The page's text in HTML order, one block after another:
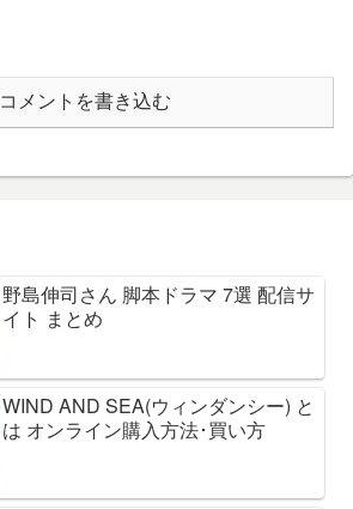
コメントを書き込む
野島伸司さん 脚本ドラマ 7選 配信サ
イト まとめ
WIND AND SEA(ウィンダンシー) と
は オンライン購入方法･買い方